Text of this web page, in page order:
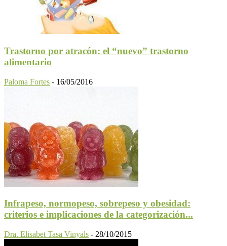
Trastorno por atracón: el “nuevo” trastorno
alimentario
Paloma Fortes - 16/05/2016
Infrapeso, normopeso, sobrepeso y obesidad:
criterios e implicaciones de la categorización...
Dra. Elisabet Tasa Vinyals - 28/10/2015